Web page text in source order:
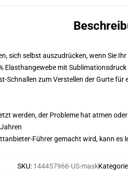
sich selbst auszudrücken, wenn Sie
Elasthangewebe mit
Schnallen zum Verstellen der Gurte für
werden, der Probleme hat atmen
Führer gemacht wird, kann
SKU: 144457966-US-mask